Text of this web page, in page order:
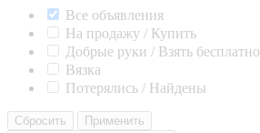
Все объявления
На продажу / Купить
Добрые руки / Взять бесплатно
Вязка
Потерялись / Найдены
Сбросить Применить